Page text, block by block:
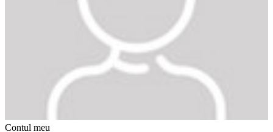
Contul meu